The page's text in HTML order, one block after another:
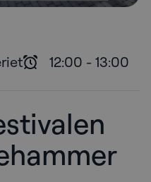
12:00 - 13:00